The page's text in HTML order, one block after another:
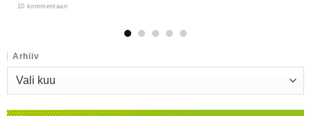
10 kommentaari
Arhiiv
Arhiiv